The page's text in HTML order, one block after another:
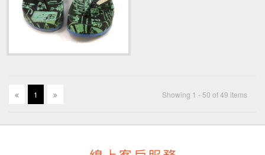
1 Showing 1 - 50 of 49 items